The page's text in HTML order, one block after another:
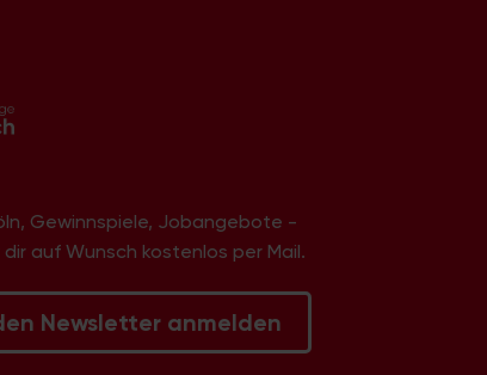
Gewinnspiele, Jobangebote -
auf Wunsch kostenlos per Mail.
Newsletter anmelden